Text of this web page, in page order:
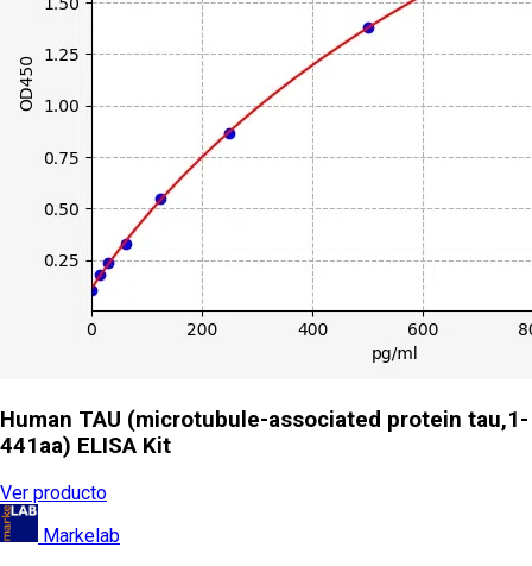
Human TAU (microtubule-associated protein tau,1-
441aa) ELISA Kit
Ver producto
Markelab